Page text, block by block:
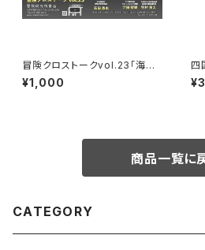
冒険クロストークvol.23「海か
ら目指す、世界最高峰」録画視聴
権
¥1,000
四
め
商品一覧に
CATEGORY